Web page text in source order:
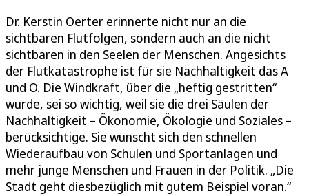
Dr. Kerstin Oerter erinnerte nicht nur an die
sichtbaren Flutfolgen, sondern auch an die nicht
sichtbaren in den Seelen der Menschen. Angesichts
der Flutkatastrophe ist für sie Nachhaltigkeit das A
und O. Die Windkraft, über die „heftig gestritten“
wurde, sei so wichtig, weil sie die drei Säulen der
Nachhaltigkeit – Ökonomie, Ökologie und Soziales –
berücksichtige. Sie wünscht sich den schnellen
Wiederaufbau von Schulen und Sportanlagen und
mehr junge Menschen und Frauen in der Politik. „Die
Stadt geht diesbezüglich mit gutem Beispiel voran.“